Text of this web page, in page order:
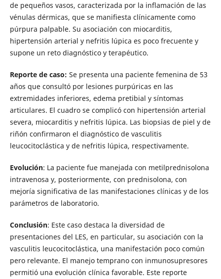
de pequeños vasos, caracterizada por la inflamación de las
vénulas dérmicas, que se manifiesta clínicamente como
púrpura palpable. Su asociación con miocarditis,
hipertensión arterial y nefritis lúpica es poco frecuente y
supone un reto diagnóstico y terapéutico.
Reporte de caso: Se presenta una paciente femenina de 53
años que consultó por lesiones purpúricas en las
extremidades inferiores, edema pretibial y síntomas
articulares. El cuadro se complicó con hipertensión arterial
severa, miocarditis y nefritis lúpica. Las biopsias de piel y de
riñón confirmaron el diagnóstico de vasculitis
leucocitoclástica y de nefritis lúpica, respectivamente.
Evolución: La paciente fue manejada con metilprednisolona
intravenosa y, posteriormente, con prednisolona, con
mejoría significativa de las manifestaciones clínicas y de los
parámetros de laboratorio.
Conclusión: Este caso destaca la diversidad de
presentaciones del LES, en particular, su asociación con la
vasculitis leucocitoclástica, una manifestación poco común
pero relevante. El manejo temprano con inmunosupresores
permitió una evolución clínica favorable. Este reporte